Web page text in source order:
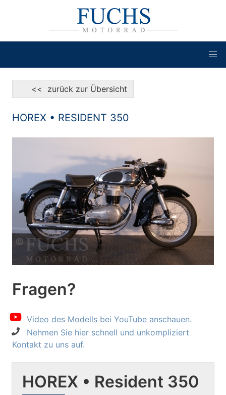
<< zurück zur Übersicht
HOREX • RESIDENT 350
Fragen?
Video des Modells bei YouTube anschauen.
Nehmen Sie hier schnell und unkompliziert
Kontakt zu uns auf.
HOREX • Resident 350